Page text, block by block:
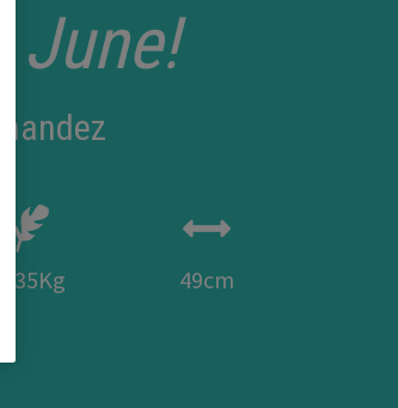
June!
3.35Kg 49cm